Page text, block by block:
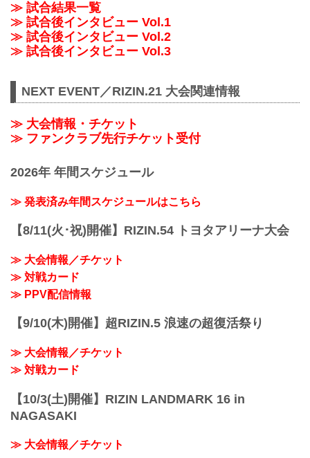
≫ 試合結果一覧
≫ 試合後インタビュー Vol.1
≫ 試合後インタビュー Vol.2
≫ 試合後インタビュー Vol.3
NEXT EVENT／RIZIN.21 大会関連情報
≫ 大会情報・チケット
≫ ファンクラブ先行チケット受付
2026年 年間スケジュール
≫ 発表済み年間スケジュールはこちら
【8/11(火･祝)開催】RIZIN.54 トヨタアリーナ大会
≫ 大会情報／チケット
≫ 対戦カード
≫ PPV配信情報
【9/10(木)開催】超RIZIN.5 浪速の超復活祭り
≫ 大会情報／チケット
≫ 対戦カード
【10/3(土)開催】RIZIN LANDMARK 16 in
NAGASAKI
≫ 大会情報／チケット